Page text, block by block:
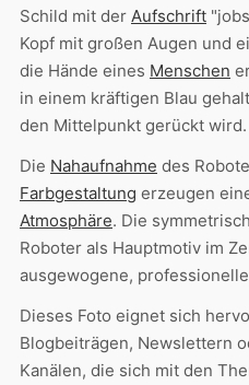
Schild mit der Aufschrift
Kopf mit großen Augen und
die Hände eines Menschen
in einem kräftigen Blau
den Mittelpunkt gerückt wird.
Die Nahaufnahme des
Farbgestaltung erzeugen
Atmosphäre. Die
Roboter als Hauptmotiv im
ausgewogene,
Dieses Foto eignet sich
Blogbeiträgen, Newslettern
Kanälen, die sich mit den